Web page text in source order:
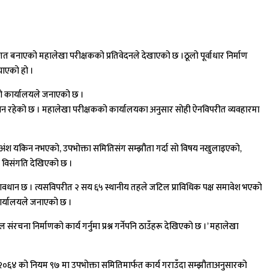
बनाएको महालेखा परीक्षकको प्रतिवेदनले देखाएको छ ।ठूलो पूर्वाधार निर्माण
हो ।
कार्यालयले जनाएको छ ।
रहेको छ । महालेखा परीक्षकको कार्यालयका अनुसार सोही ऐनविपरीत व्यवहारमा
अंश यकिन नभएको, उपभोक्ता समितिसंग सम्झौता गर्दा सो विषय नखुलाइएको,
विसंगति देखिएको छ ।
छ । त्यसविपरीत २ सय ६५ स्थानीय तहले जटिल प्राविधिक पक्ष समावेश भएको
जनाएको छ ।
निर्माणको कार्य गर्नुमा प्रश्न गर्नेपनि ठाउँहरू देखिएको छ ।’ महालेखा
को नियम ९७ मा उपभोक्ता समितिमार्फत कार्य गराउँदा सम्झौताअनुसारको